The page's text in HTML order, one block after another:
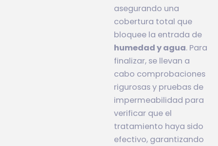
asegurando una
cobertura total que
bloquee la entrada de
humedad y agua. Para
finalizar, se llevan a
cabo comprobaciones
rigurosas y pruebas de
impermeabilidad para
verificar que el
tratamiento haya sido
efectivo, garantizando